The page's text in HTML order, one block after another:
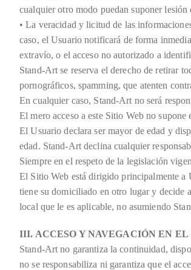
cualquier otro modo puedan suponer
• La veracidad y licitud de las
caso, el Usuario notificará de forma
extravío, o el acceso no autorizado a
Stand-Art se reserva el derecho de retirar
pornográficos, spamming, que atenten
En cualquier caso, Stand-Art no será
El mero acceso a este Sitio Web no
El Usuario declara ser mayor de edad y
edad. Stand-Art declina cualquier
Siempre en el respeto de la legislación
El Sitio Web está dirigido principalmente a
tiene su domiciliado en otro lugar y decide
local que le es aplicable, no asumiendo
III. ACCESO Y NAVEGACIÓN EN
Stand-Art no garantiza la continuidad,
no se responsabiliza ni garantiza que el